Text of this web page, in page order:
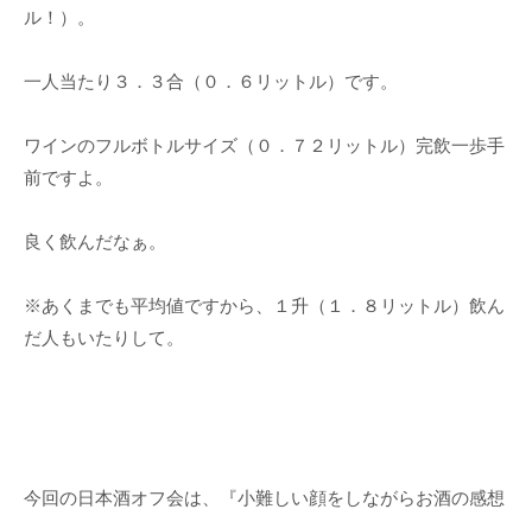
ル！）。
一人当たり３．３合（０．６リットル）です。
ワインのフルボトルサイズ（０．７２リットル）完飲一歩手
前ですよ。
良く飲んだなぁ。
※あくまでも平均値ですから、１升（１．８リットル）飲ん
だ人もいたりして。
今回の日本酒オフ会は、『小難しい顔をしながらお酒の感想